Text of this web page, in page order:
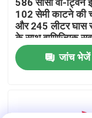
कारखाना प्रदर्शन
हमसे संपर्क करें
586 सीसी वी-ट्विन
102 सेमी काटने की
और 245 लीटर घास
के साथ वाणिज्यिक
काटने की मशीन
जांच भेजें